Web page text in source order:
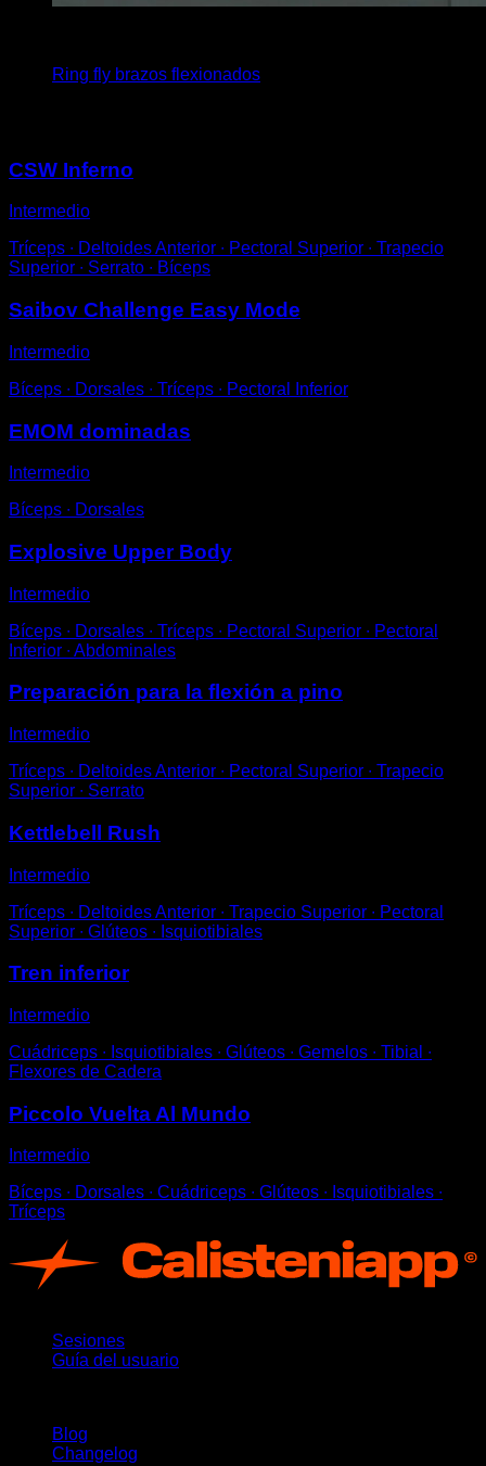
Ring fly brazos flexionados
CSW Inferno
Intermedio
Tríceps ∙ Deltoides Anterior ∙ Pectoral Superior ∙ Trapecio
Superior ∙ Serrato ∙ Bíceps
Saibov Challenge Easy Mode
Intermedio
Bíceps ∙ Dorsales ∙ Tríceps ∙ Pectoral Inferior
EMOM dominadas
Intermedio
Bíceps ∙ Dorsales
Explosive Upper Body
Intermedio
Bíceps ∙ Dorsales ∙ Tríceps ∙ Pectoral Superior ∙ Pectoral
Inferior ∙ Abdominales
Preparación para la flexión a pino
Intermedio
Tríceps ∙ Deltoides Anterior ∙ Pectoral Superior ∙ Trapecio
Superior ∙ Serrato
Kettlebell Rush
Intermedio
Tríceps ∙ Deltoides Anterior ∙ Trapecio Superior ∙ Pectoral
Superior ∙ Glúteos ∙ Isquiotibiales
Tren inferior
Intermedio
Cuádriceps ∙ Isquiotibiales ∙ Glúteos ∙ Gemelos ∙ Tibial ∙
Flexores de Cadera
Piccolo Vuelta Al Mundo
Intermedio
Bíceps ∙ Dorsales ∙ Cuádriceps ∙ Glúteos ∙ Isquiotibiales ∙
Tríceps
Sesiones
Guía del usuario
Blog
Changelog